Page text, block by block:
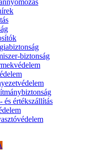
biztonság
és értékszállítás